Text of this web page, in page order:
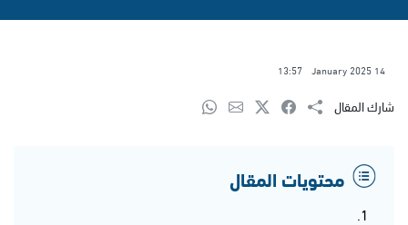
14 January 2025
13:57
شارك المقال
محتويات المقال